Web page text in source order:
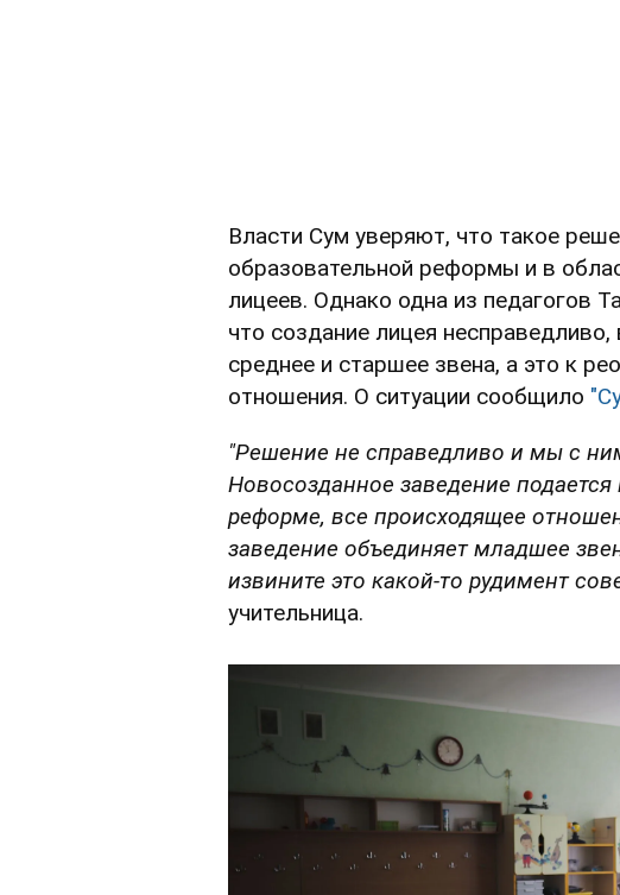
Власти Сум уверяют, что такое
образовательной реформы и в
лицеев. Однако одна из педагогов
что создание лицея
среднее и старшее звена, а это к
отношения. О ситуации сообщило
"Решение не справедливо и мы с
Новосозданное заведение
реформе, все происходящее
заведение объединяет младшее
извините это какой-то рудимент
учительница.